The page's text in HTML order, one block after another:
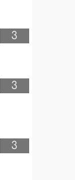
3
3
3